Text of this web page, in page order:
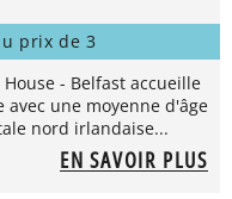
prix de 3
- Belfast accueille
une moyenne d'âge
nord irlandaise...
EN SAVOIR PLUS